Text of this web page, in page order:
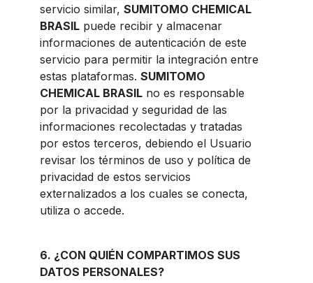
servicio similar, SUMITOMO CHEMICAL
BRASILpuede recibir y almacenar
informaciones de autenticación de este
servicio para permitir la integración entre
estas plataformas. SUMITOMO
CHEMICAL BRASILno es responsable
por la privacidad y seguridad de las
informaciones recolectadas y tratadas
por estos terceros, debiendo el Usuario
revisar los términos de uso y política de
privacidad de estos servicios
externalizados a los cuales se conecta,
utiliza o accede.
6. ¿CON QUIÉN COMPARTIMOS SUS
DATOS PERSONALES?